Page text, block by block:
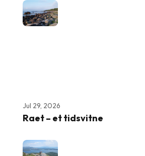
Jul 29, 2026
Raet – et tidsvitne